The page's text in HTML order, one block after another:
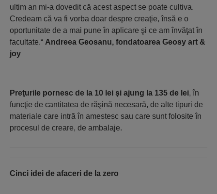
ultim an mi-a dovedit că acest aspect se poate cultiva.
Credeam că va fi vorba doar despre creaţie, însă e o
oportunitate de a mai pune în aplicare şi ce am învăţat în
facultate.“ Andreea Geosanu, fondatoarea Geosy art &
joy
Preţurile pornesc de la 10 lei şi ajung la 135 de lei, în
funcţie de cantitatea de răşină necesară, de alte tipuri de
materiale care intră în amestesc sau care sunt folosite în
procesul de creare, de ambalaje.
Cinci idei de afaceri de la zero